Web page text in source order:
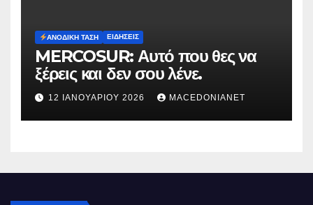
ΑΝΟΔΙΚΉ ΤΆΣΗ ΕΙΔΉΣΕΙΣ
MERCOSUR: Αυτό που θες να
ξέρεις και δεν σου λένε.
12 ΙΑΝΟΥΑΡΊΟΥ 2026 MACEDONIANET